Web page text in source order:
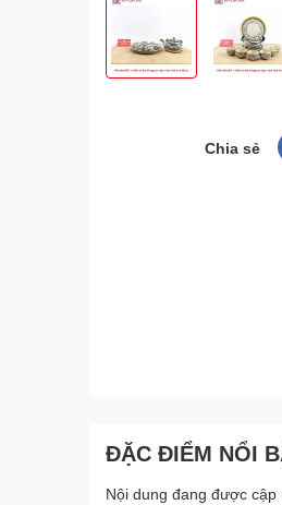
Chia sẻ
ĐẶC ĐIỂM NỔI
Nội dung đang được cập